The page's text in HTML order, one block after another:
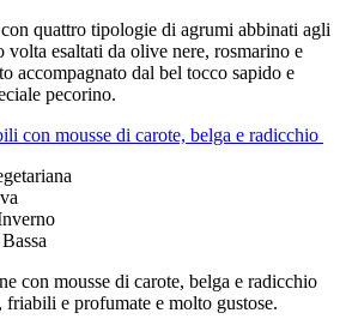
quattro tipologie di agrumi abbinati agli
esaltati da olive nere, rosmarino e
accompagnato dal bel tocco sapido e
pecorino.
con mousse di carote, belga e radicchio
Bassa
con mousse di carote, belga e radicchio
friabili e profumate e molto gustose.